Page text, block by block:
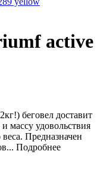
active
беговел доставит
массу удовольствия
Предназначен
Подробнее